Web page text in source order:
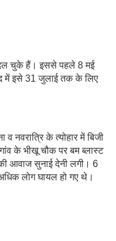
चुके हैं। इससे पहले 8 मई
में इसे 31 जुलाई तक के लिए
नवरात्रि के त्योहार में बिजी
के भीखू चौक पर बम ब्लास्ट
आवाज सुनाई देनी लगी। 6
लोग घायल हो गए थे।